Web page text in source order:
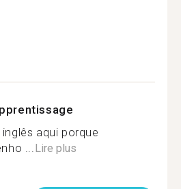
aqui porque
...Lire plus